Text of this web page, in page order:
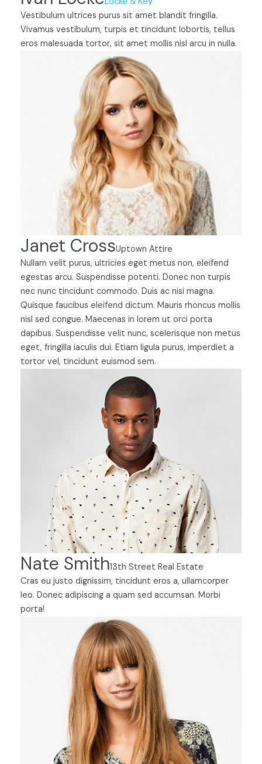
Vestibulum ultrices purus sit amet blandit fringilla.
Vivamus vestibulum, turpis et tincidunt lobortis, tellus
eros malesuada tortor, sit amet mollis nisl arcu in nulla.
Janet CrossUptown Attire
Nullam velit purus, ultricies eget metus non, eleifend
egestas arcu. Suspendisse potenti. Donec non turpis
nec nunc tincidunt commodo. Duis ac nisi magna.
Quisque faucibus eleifend dictum. Mauris rhoncus mollis
nisl sed congue. Maecenas in lorem ut orci porta
dapibus. Suspendisse velit nunc, scelerisque non metus
eget, fringilla iaculis dui. Etiam ligula purus, imperdiet a
tortor vel, tincidunt euismod sem.
Nate Smith13th Street Real Estate
Cras eu justo dignissim, tincidunt eros a, ullamcorper
leo. Donec adipiscing a quam sed accumsan. Morbi
porta!